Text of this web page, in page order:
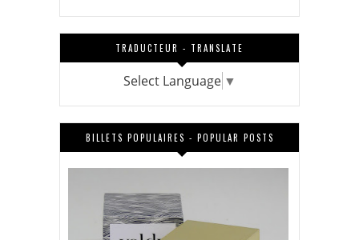
TRADUCTEUR - TRANSLATE
Select Language ▼
BILLETS POPULAIRES - POPULAR POSTS